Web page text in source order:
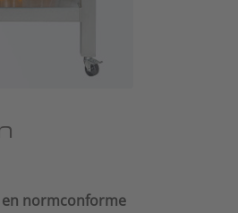
normconforme